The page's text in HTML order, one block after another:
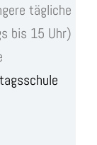
tägliche
bis 15 Uhr)